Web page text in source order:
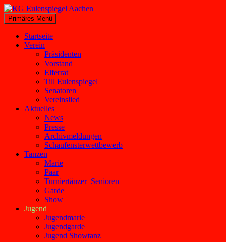
Zum
Inhalt
springen
KG Eulenspiegel Aachen
Suchen
Primäres Menü
Startseite
Verein
Präsidenten
Vorstand
Elferrat
Till Eulenspiegel
Senatoren
Vereinslied
Aktuelles
News
Presse
Archivmeldungen
Schaufensterwettbewerb
Tanzen
Marie
Paar
Turniertänzer_Senioren
Garde
Show
Jugend
Jugendmarie
Jugendgarde
Jugend Showtanz